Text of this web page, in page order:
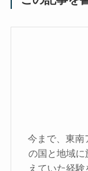
今まで、東南
の国と地域に
えていた経